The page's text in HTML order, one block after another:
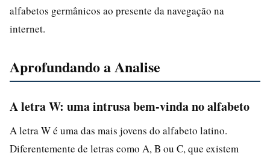
alfabetos germânicos ao presente da navegação na
internet.
Aprofundando a Analise
A letra W: uma intrusa bem-vinda no alfabeto
A letra W é uma das mais jovens do alfabeto latino.
Diferentemente de letras como A, B ou C, que existem